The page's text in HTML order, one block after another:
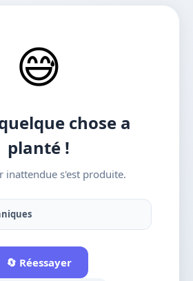
😅
chose a
planté !
inattendue s'est produite.
🔄 Réessayer